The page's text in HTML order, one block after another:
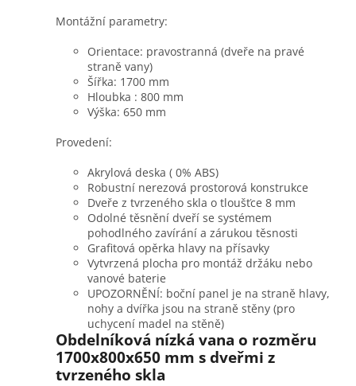
Montážní parametry:
Orientace: pravostranná (dveře na pravé
straně vany)
Šířka: 1700 mm
Hloubka : 800 mm
Výška: 650 mm
Provedení:
Akrylová deska ( 0% ABS)
Robustní nerezová prostorová konstrukce
Dveře z tvrzeného skla o tloušťce 8 mm
Odolné těsnění dveří se systémem
pohodlného zavírání a zárukou těsnosti
Grafitová opěrka hlavy na přísavky
Vytvrzená plocha pro montáž držáku nebo
vanové baterie
UPOZORNĚNÍ: boční panel je na straně hlavy,
nohy a dvířka jsou na straně stěny (pro
uchycení madel na stěně)
Obdelníková nízká vana o rozměru
1700x800x650 mm s dveřmi z
tvrzeného skla